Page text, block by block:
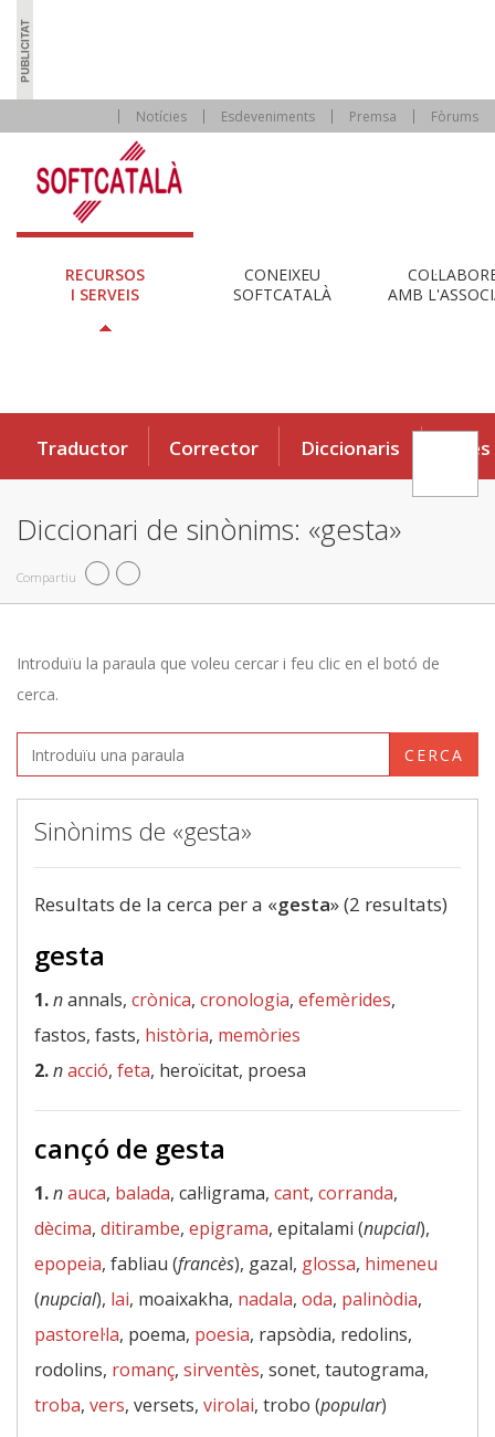
Notícies Esdeveniments Premsa Fòrums
RECURSOS
I SERVEIS
CONEIXEU
SOFTCATALÀ
AMB
Traductor Corrector Diccionaris Eines
Diccionari de sinònims: «gesta»
Compartiu
Introduïu la paraula que voleu cercar i feu clic en el botó de
cerca.
CERCA
Sinònims de «gesta»
Resultats de la cerca per a «gesta» (2 resultats)
gesta
1.nannals, crònica, cronologia, efemèrides,
fastos, fasts, història, memòries
2.nacció, feta, heroïcitat, proesa
cançó de gesta
1.nauca, balada, cal·ligrama, cant, corranda,
dècima, ditirambe, epigrama, epitalami (nupcial),
epopeia, fabliau (francès), gazal, glossa, himeneu
(nupcial), lai, moaixakha, nadala, oda, palinòdia,
pastorel·la, poema, poesia, rapsòdia, redolins,
rodolins, romanç, sirventès, sonet, tautograma,
troba, vers, versets, virolai, trobo (popular)